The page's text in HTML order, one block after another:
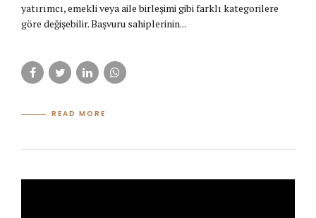
yatırımcı, emekli veya aile birleşimi gibi farklı kategorilere
göre değişebilir. Başvuru sahiplerinin...
READ MORE